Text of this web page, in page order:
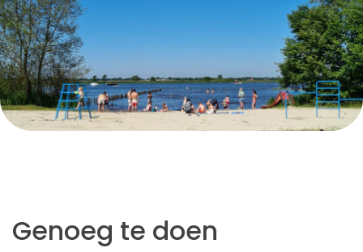
Genoeg te doen